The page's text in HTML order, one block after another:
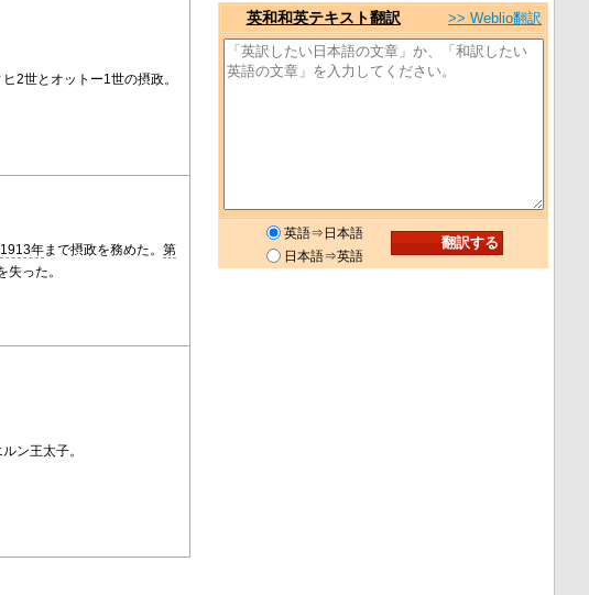
2世とオットー1世の摂政。
1913年まで摂政を務めた。第
失った。
ン王太子。
英和和英テキスト翻訳 >> Weblio翻訳
英語⇒日本語
日本語⇒英語